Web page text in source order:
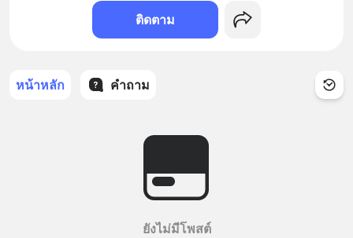
ติดตาม
หน้าหลัก คำถาม
ยังไม่มีโพสต์